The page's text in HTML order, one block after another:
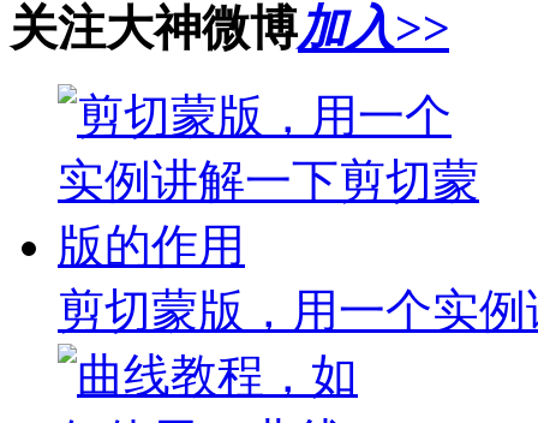
关注大神微博加入>>
剪切蒙版，用一个实